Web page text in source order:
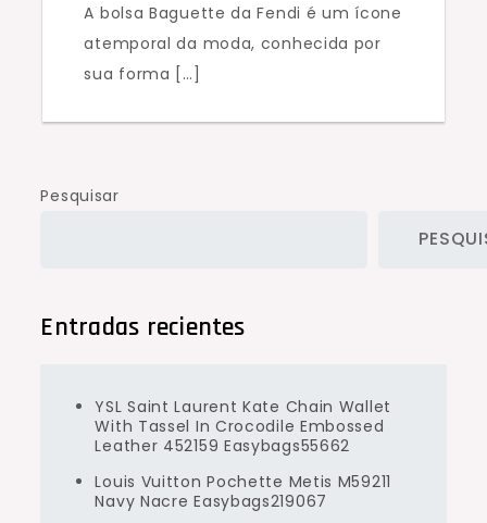
A bolsa Baguette da Fendi é um ícone
atemporal da moda, conhecida por
sua forma […]
Pesquisar
Entradas recientes
YSL Saint Laurent Kate Chain Wallet
With Tassel In Crocodile Embossed
Leather 452159 Easybags55662
Louis Vuitton Pochette Metis M59211
Navy Nacre Easybags219067